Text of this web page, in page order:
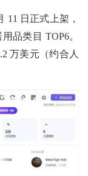
11 日正式上架，
品类目 TOP6。
万美元（约合人